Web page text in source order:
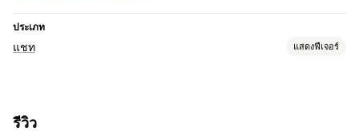
ประเภท
แชท แสดงฟีเจอร์
รีวิว